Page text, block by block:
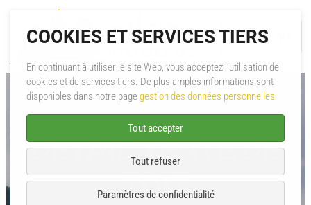
Menu
A propos
Pièces & Accessoires
DÉTAIL TENTE DE
TOIT
COOKIES ET SERVICES TIERS
En continuant à utiliser le site Web, vous acceptez l'utilisation de
cookies et de services tiers. De plus amples informations sont
disponibles dans notre pagegestion des données personnelles
Tout accepter
Tout refuser
Paramètres de confidentialité